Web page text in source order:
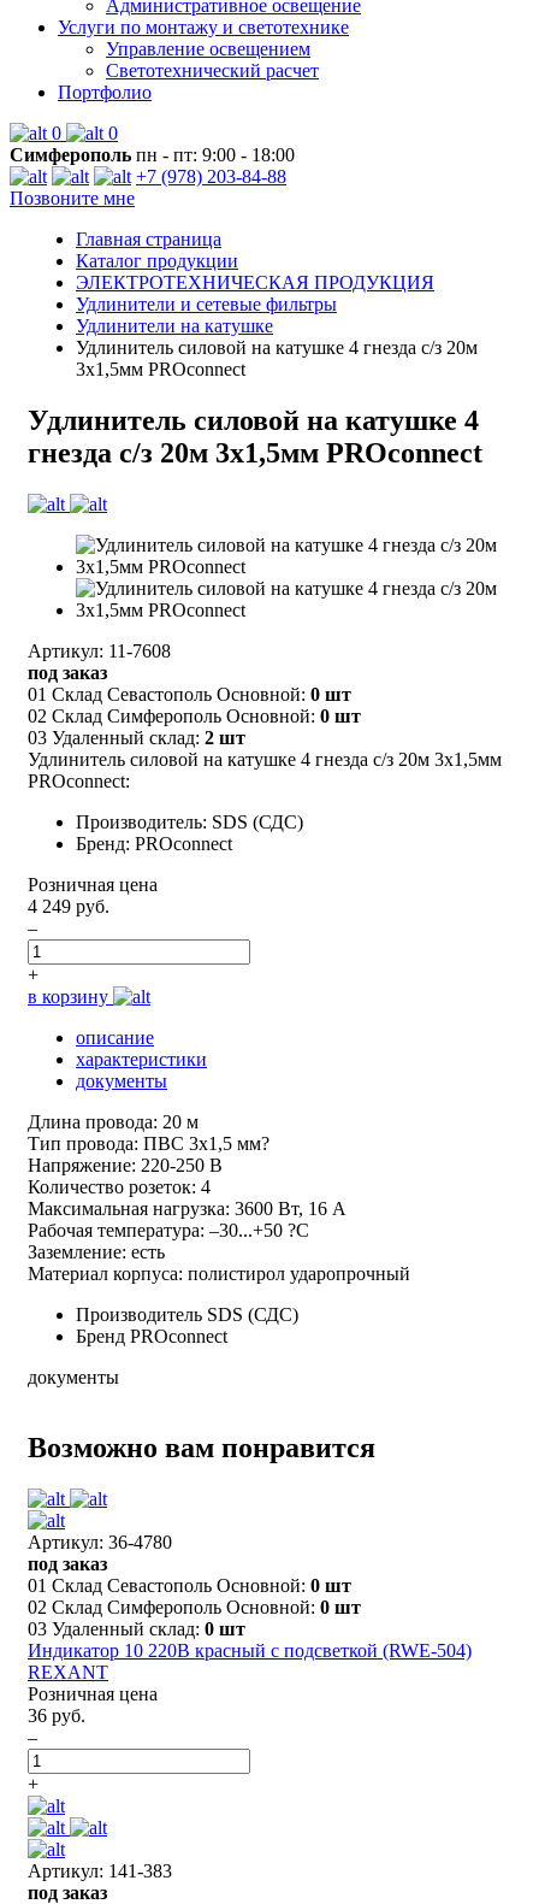
Административное освещение
Услуги по монтажу и светотехнике
Управление освещением
Светотехнический расчет
Портфолио
0
0
Симферополь пн - пт: 9:00 - 18:00
+7 (978) 203-84-88
Позвоните мне
Главная страница
Каталог продукции
ЭЛЕКТРОТЕХНИЧЕСКАЯ ПРОДУКЦИЯ
Удлинители и сетевые фильтры
Удлинители на катушке
Удлинитель силовой на катушке 4 гнезда с/з 20м
3х1,5мм PROconnect
Удлинитель силовой на катушке 4
гнезда с/з 20м 3х1,5мм PROconnect
Артикул: 11-7608
под заказ
01 Склад Севастополь Основной: 0 шт
02 Склад Симферополь Основной: 0 шт
03 Удаленный склад: 2 шт
Удлинитель силовой на катушке 4 гнезда с/з 20м 3х1,5мм
PROconnect:
Производитель: SDS (СДС)
Бренд: PROconnect
Розничная цена
4 249 руб.
–
+
в корзину
описание
характеристики
документы
Длина провода: 20 м
Тип провода: ПВС 3х1,5 мм?
Напряжение: 220-250 В
Количество розеток: 4
Максимальная нагрузка: 3600 Вт, 16 А
Рабочая температура: –30...+50 ?С
Заземление: есть
Материал корпуса: полистирол ударопрочный
Производитель SDS (СДС)
Бренд PROconnect
документы
Возможно вам понравится
Артикул: 36-4780
под заказ
01 Склад Севастополь Основной: 0 шт
02 Склад Симферополь Основной: 0 шт
03 Удаленный склад: 0 шт
Индикатор 10 220В красный с подсветкой (RWE-504)
REXANT
Розничная цена
36 руб.
–
+
Артикул: 141-383
под заказ